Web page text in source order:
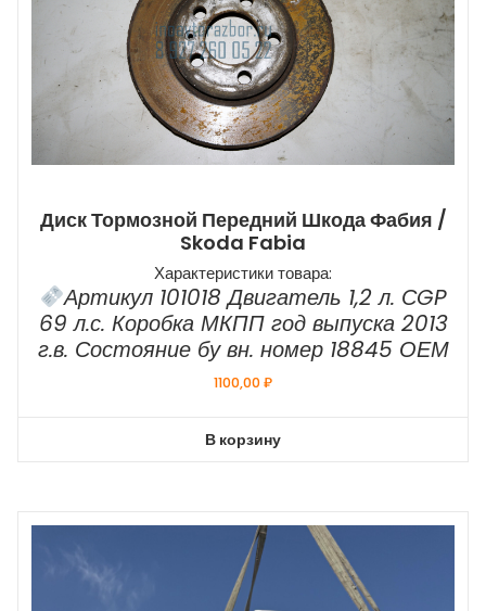
Диск Тормозной Передний Шкода Фабия /
Skoda Fabia
Характеристики товара:
Артикул 101018 Двигатель 1,2 л. СGP
69 л.с. Коробка МКПП год выпуска 2013
г.в. Состояние бу вн. номер 18845 ОЕМ
1100,00₽
В корзину